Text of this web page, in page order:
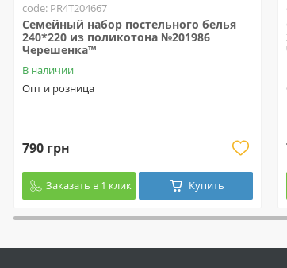
code: PR4T204667
Семейный набор постельного белья
240*220 из поликотона №201986
Черешенка™
В наличии
Опт и розница
790 грн
Заказать в 1 клик Купить